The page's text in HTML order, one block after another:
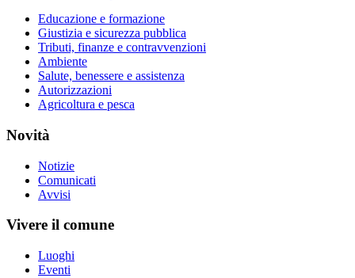
Educazione e formazione
Giustizia e sicurezza pubblica
Tributi, finanze e contravvenzioni
Ambiente
Salute, benessere e assistenza
Autorizzazioni
Agricoltura e pesca
Novità
Notizie
Comunicati
Avvisi
Vivere il comune
Luoghi
Eventi